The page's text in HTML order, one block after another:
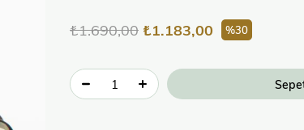
₺1.690,00 ₺1.183,00 30